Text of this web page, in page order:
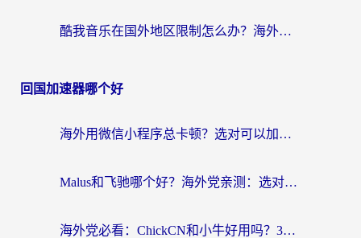
酷我音乐在国外地区限制怎么办？海外党亲测有效的回国加速方案
回国加速器哪个好
海外用微信小程序总卡顿？选对可以加速微信小程序的加速器就够了（含老挝可用&Mac端推荐）
Malus和飞驰哪个好？海外党亲测：选对回国加速器才能无缝刷剧玩国服
海外党必看：ChickCN和小牛好用吗？3招教你选对回国加速器无缝刷国内资源